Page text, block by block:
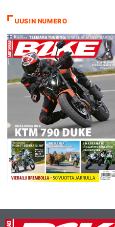
toimitusjohtajan Carmelo
Ezpeletan taholta.
Urheiluministeri Imam
Nahrawille osoitetussa
viestissä todetaan, että
Sentul ei täytä…
UUSIN NUMERO